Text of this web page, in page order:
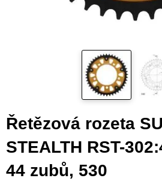
Řetězová rozeta
STEALTH RST-
44 zubů, 530